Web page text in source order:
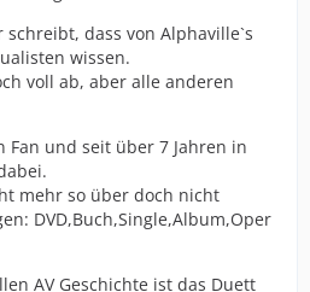
dass von Alphaville`s
wissen.
voll ab, aber alle anderen
Fan und seit über 7 Jahren in
mehr so über doch nicht
DVD,Buch,Single,Album,Oper
AV Geschichte ist das Duett